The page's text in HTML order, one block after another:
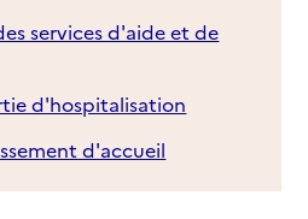
services d'aide et de
d'hospitalisation
d'accueil